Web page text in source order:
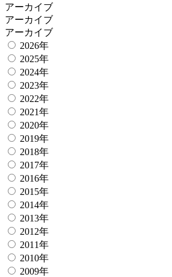
アーカイブ
アーカイブ
アーカイブ
2026年
2025年
2024年
2023年
2022年
2021年
2020年
2019年
2018年
2017年
2016年
2015年
2014年
2013年
2012年
2011年
2010年
2009年